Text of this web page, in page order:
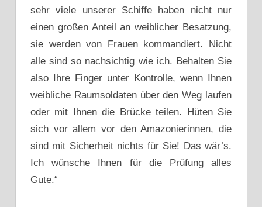
sehr viele unserer Schiffe haben nicht nur
einen großen Anteil an weiblicher Besatzung,
sie werden von Frauen kommandiert. Nicht
alle sind so nachsichtig wie ich. Behalten Sie
also Ihre Finger unter Kontrolle, wenn Ihnen
weibliche Raumsoldaten über den Weg laufen
oder mit Ihnen die Brücke teilen. Hüten Sie
sich vor allem vor den Amazonierinnen, die
sind mit Sicherheit nichts für Sie! Das wär’s.
Ich wünsche Ihnen für die Prüfung alles
Gute.“